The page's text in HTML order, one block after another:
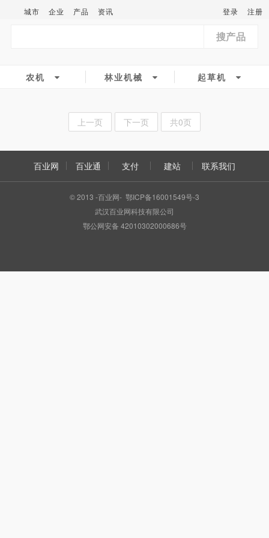
城市 企业 产品 资讯 登录 注册
搜产品
农机 林业机械 起草机
上一页 下一页 共0页
百业网 百业通 支付 建站 联系我们
© 2013 -百业网- 鄂ICP备16001549号-3
武汉百业网科技有限公司
鄂公网安备 42010302000686号